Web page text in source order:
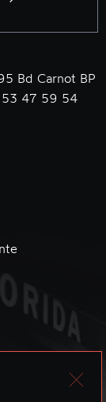
Bd Carnot BP
53 47 59 54